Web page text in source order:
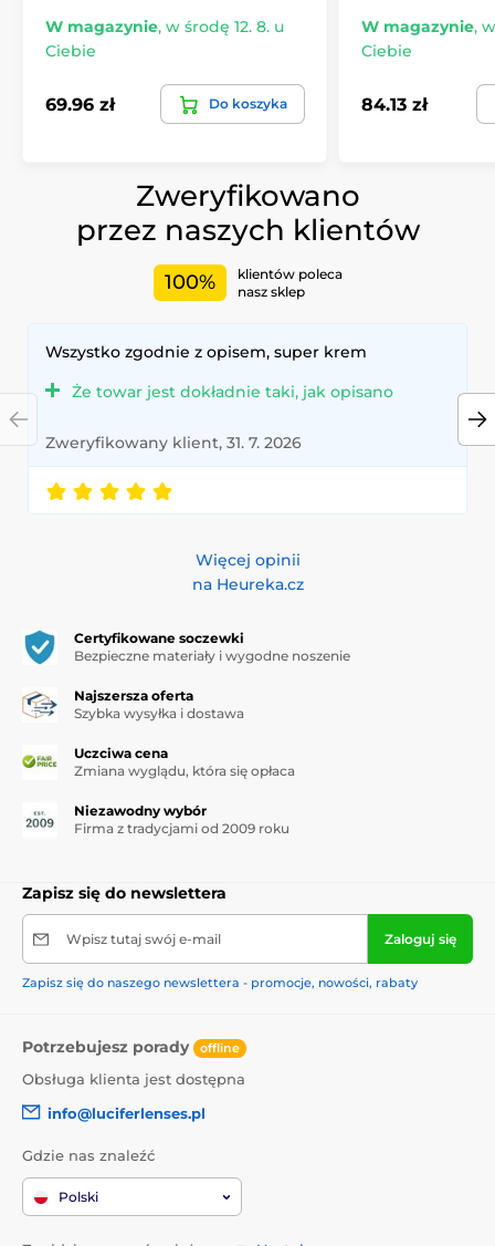
W magazynie, w środę 12. 8. u
Ciebie
69.96 zł Do koszyka
W magazynie,
Ciebie
84.13 zł
Zweryfikowano
przez naszych klientów
100%
klientów poleca
nasz sklep
Wszystko zgodnie z opisem, super krem
Że towar jest dokładnie taki, jak opisano
Zweryfikowany klient, 31. 7. 2026
Więcej opinii
na Heureka.cz
Certyfikowane soczewki
Bezpieczne materiały i wygodne noszenie
Najszersza oferta
Szybka wysyłka i dostawa
Uczciwa cena
Zmiana wyglądu, która się opłaca
Niezawodny wybór
Firma z tradycjami od 2009 roku
Zapisz się do newslettera
Wpisz tutaj swój e-mail Zaloguj się
Zapisz się do naszego newslettera - promocje, nowości, rabaty
Potrzebujesz porady offline
Obsługa klienta jest dostępna
info@luciferlenses.pl
Gdzie nas znaleźć
Polski